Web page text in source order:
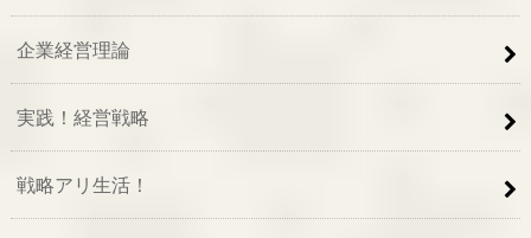
企業経営理論
実践！経営戦略
戦略アリ生活！